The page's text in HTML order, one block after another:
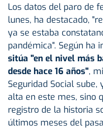
Los datos del paro de
lunes, ha destacado,
ya se estaba
pandémica". Según ha
sitúa "en el nivel más
desde hace 16 años",
Seguridad Social
alta en este mes, sino
registro de la historia
últimos meses del